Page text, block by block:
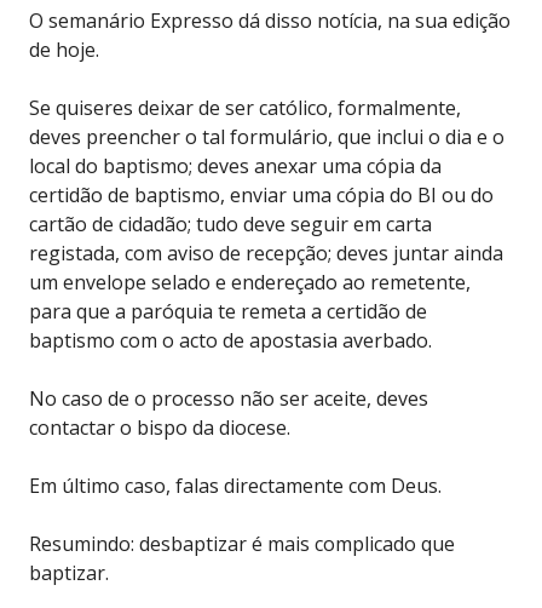
O semanário Expresso dá disso notícia, na sua edição
de hoje.
Se quiseres deixar de ser católico, formalmente,
deves preencher o tal formulário, que inclui o dia e o
local do baptismo; deves anexar uma cópia da
certidão de baptismo, enviar uma cópia do BI ou do
cartão de cidadão; tudo deve seguir em carta
registada, com aviso de recepção; deves juntar ainda
um envelope selado e endereçado ao remetente,
para que a paróquia te remeta a certidão de
baptismo com o acto de apostasia averbado.
No caso de o processo não ser aceite, deves
contactar o bispo da diocese.
Em último caso, falas directamente com Deus.
Resumindo: desbaptizar é mais complicado que
baptizar.